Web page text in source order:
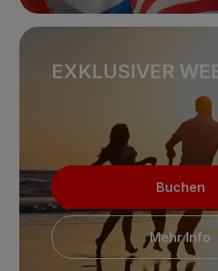
EXKLUSIVER
Buchen
Mehr Info